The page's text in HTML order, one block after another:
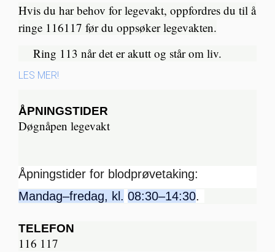
Hvis du har behov for legevakt, oppfordres du til å
ringe 116117 før du oppsøker legevakten.
Ring 113 når det er akutt og står om liv.​
LES MER!
ÅPNINGSTIDER
Døgnåpen legevakt
Åpningstider for blodprøvetaking:
Mandag–fredag, kl. 08:30–14:30.
TELEFON
116 117